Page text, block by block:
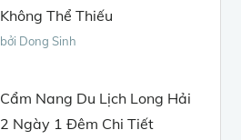
Không Thể Thiếu
bởi Dong Sinh
Cẩm Nang Du Lịch Long Hải
2 Ngày 1 Đêm Chi Tiết